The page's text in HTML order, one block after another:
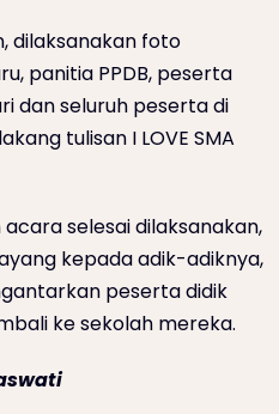
dilaksanakan foto
panitia PPDB, peserta
dan seluruh peserta di
tulisan I LOVE SMA
selesai dilaksanakan,
kepada adik-adiknya,
peserta didik
ke sekolah mereka.